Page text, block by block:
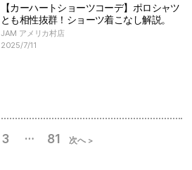
【カーハートショーツコーデ】ポロシャツ
とも相性抜群！ショーツ着こなし解説。
JAM アメリカ村店
2025/7/11
3 … 81 次へ >